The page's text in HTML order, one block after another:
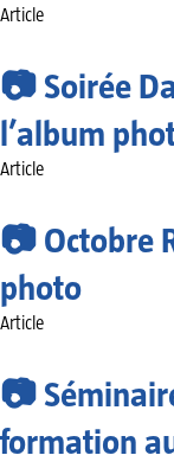
Article
📷 Soirée
l’album
Article
📷 Octobre
photo
Article
📷
formation